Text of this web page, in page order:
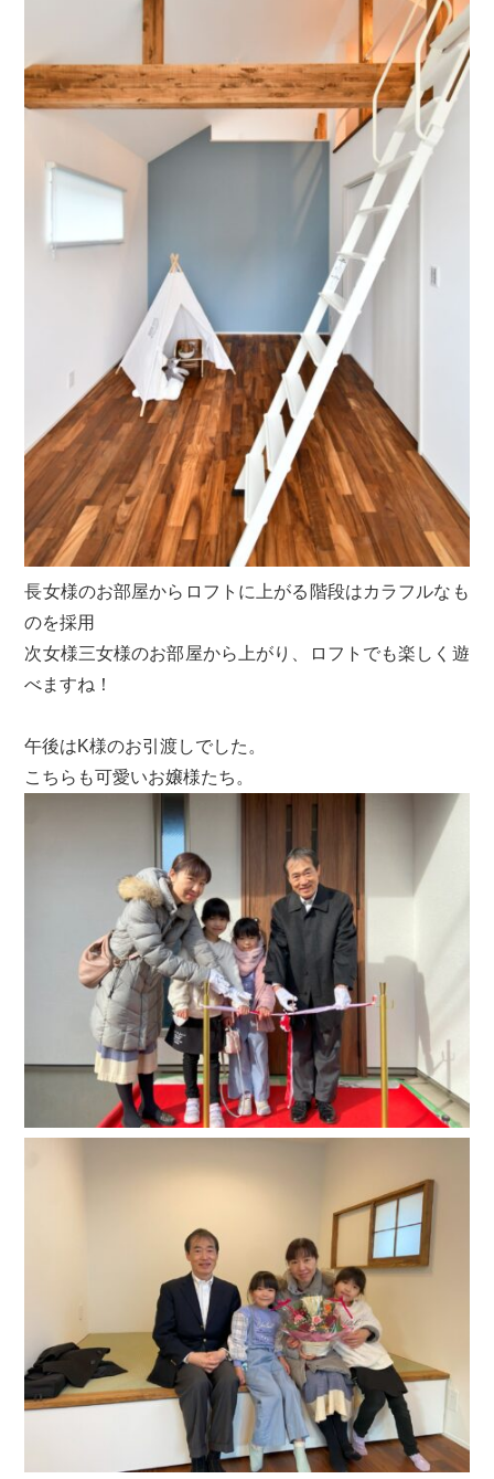
長女様のお部屋からロフトに上がる階段はカラフルなも
のを採用
次女様三女様のお部屋から上がり、ロフトでも楽しく遊
べますね！
午後はK様のお引渡しでした。
こちらも可愛いお嬢様たち。